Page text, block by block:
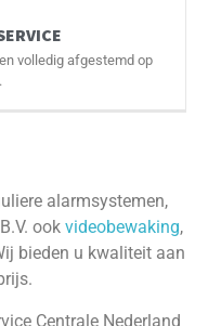
volledig afgestemd op
alarmsystemen,
ook videobewaking,
bieden u kwaliteit aan
Centrale Nederland